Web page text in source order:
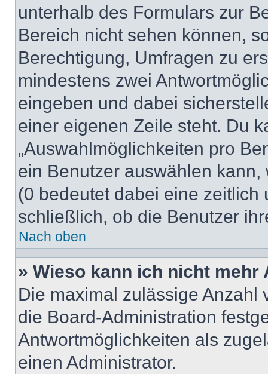
unterhalb des Formulars zur
Bereich nicht sehen können,
Berechtigung, Umfragen zu
mindestens zwei
eingeben und dabei
einer eigenen Zeile steht. Du
„Auswahlmöglichkeiten pro
ein Benutzer auswählen
(0 bedeutet dabei eine
schließlich, ob die Benutzer
Nach oben
» Wieso kann ich nicht
Die maximal zulässige Anzahl
die Board-Administration
Antwortmöglichkeiten als
einen Administrator.